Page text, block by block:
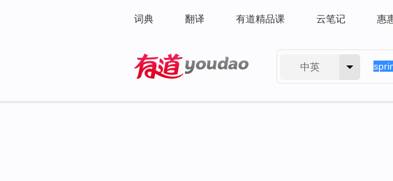
词典 翻译 有道精品课 云笔记 惠
中英